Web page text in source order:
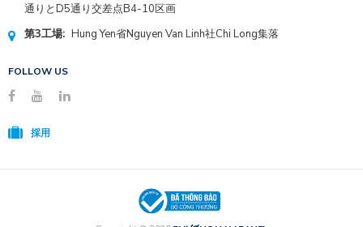
通りとD5通り交差点B4-10区画
第3工場: Hung Yen省Nguyen Van Linh社Chi Long集落
FOLLOW US
採用